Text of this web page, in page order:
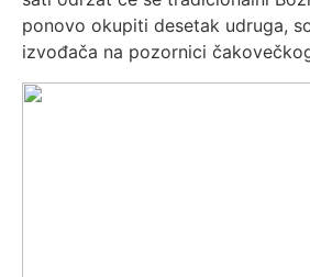
ponovo okupiti desetak udruga,
izvođača na pozornici